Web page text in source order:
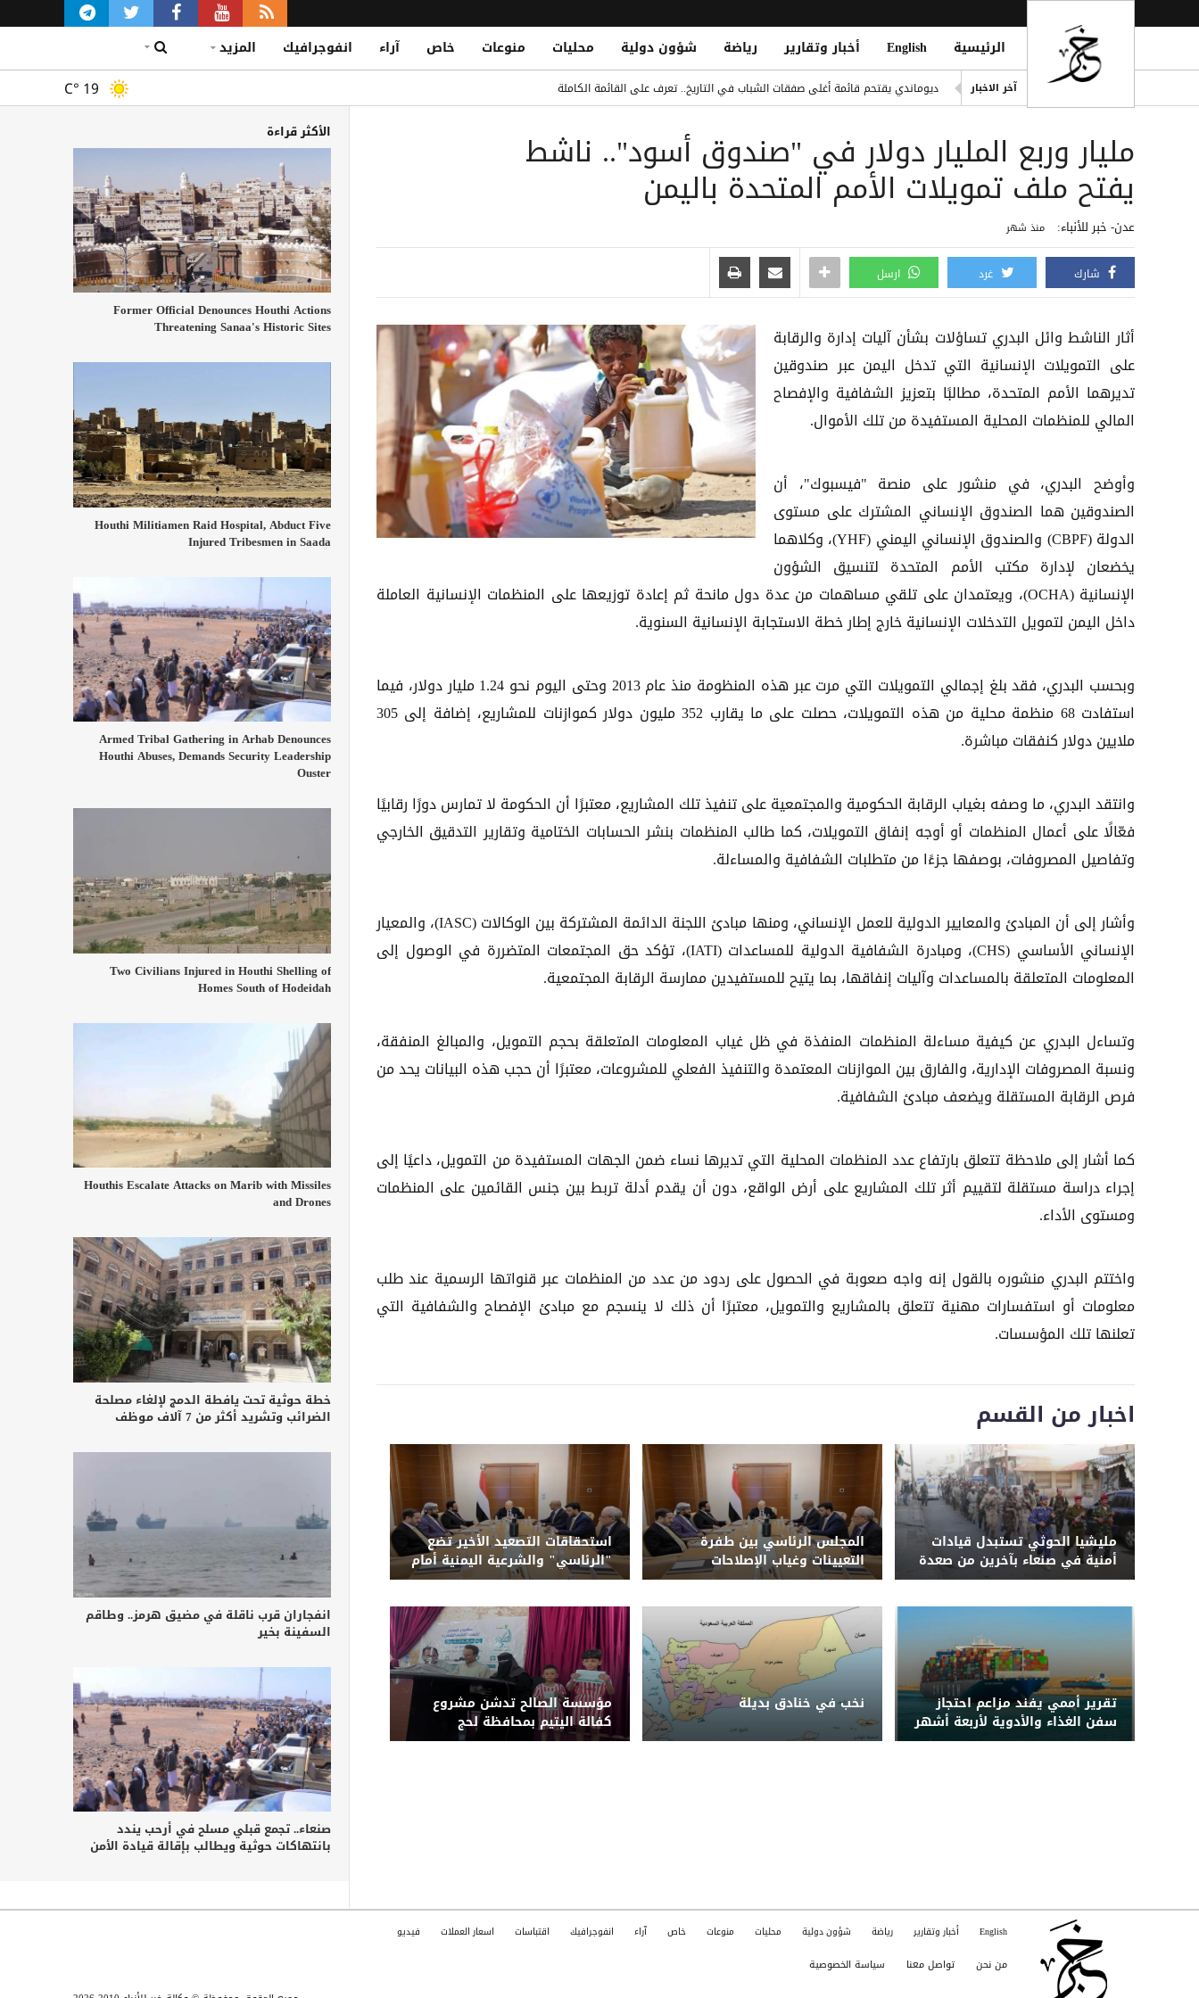
الرئيسية English أخبار وتقارير رياضة شؤون دولية محليات منوعات خاص آراء انفوجرافيك المزيد
آخر الاخبار
ديوماندي يقتحم قائمة أغلى صفقات الشباب في التاريخ.. تعرف على القائمة الكاملة
Cloudflare تطلق Kitesurf: متصفح خفيف للوكلاء الأذكياء
صلاح ضمن الأغنى عالمياً.. ورونالدو يتصدر القائمة بفارق كبير
مقتل يمني طعنًا داخل مسجد في الصومال أثناء أدائه صلاة الجمعة
C° 19
مليار وربع المليار دولار في "صندوق أسود".. ناشط
يفتح ملف تمويلات الأمم المتحدة باليمن
عدن- خبر للأنباء: منذ شهر
شارك غرد ارسل
أثار الناشط وائل البدري تساؤلات بشأن آليات إدارة والرقابة
على التمويلات الإنسانية التي تدخل اليمن عبر صندوقين
تديرهما الأمم المتحدة، مطالبًا بتعزيز الشفافية والإفصاح
المالي للمنظمات المحلية المستفيدة من تلك الأموال.
وأوضح البدري، في منشور على منصة "فيسبوك"، أن
الصندوقين هما الصندوق الإنساني المشترك على مستوى
الدولة (CBPF) والصندوق الإنساني اليمني (YHF)، وكلاهما
يخضعان لإدارة مكتب الأمم المتحدة لتنسيق الشؤون
الإنسانية (OCHA)، ويعتمدان على تلقي مساهمات من عدة دول مانحة ثم إعادة توزيعها على المنظمات الإنسانية العاملة
داخل اليمن لتمويل التدخلات الإنسانية خارج إطار خطة الاستجابة الإنسانية السنوية.
وبحسب البدري، فقد بلغ إجمالي التمويلات التي مرت عبر هذه المنظومة منذ عام 2013 وحتى اليوم نحو 1.24 مليار دولار، فيما
استفادت 68 منظمة محلية من هذه التمويلات، حصلت على ما يقارب 352 مليون دولار كموازنات للمشاريع، إضافة إلى 305
ملايين دولار كنفقات مباشرة.
وانتقد البدري، ما وصفه بغياب الرقابة الحكومية والمجتمعية على تنفيذ تلك المشاريع، معتبرًا أن الحكومة لا تمارس دورًا رقابيًا
فعّالًا على أعمال المنظمات أو أوجه إنفاق التمويلات، كما طالب المنظمات بنشر الحسابات الختامية وتقارير التدقيق الخارجي
وتفاصيل المصروفات، بوصفها جزءًا من متطلبات الشفافية والمساءلة.
وأشار إلى أن المبادئ والمعايير الدولية للعمل الإنساني، ومنها مبادئ اللجنة الدائمة المشتركة بين الوكالات (IASC)، والمعيار
الإنساني الأساسي (CHS)، ومبادرة الشفافية الدولية للمساعدات (IATI)، تؤكد حق المجتمعات المتضررة في الوصول إلى
المعلومات المتعلقة بالمساعدات وآليات إنفاقها، بما يتيح للمستفيدين ممارسة الرقابة المجتمعية.
وتساءل البدري عن كيفية مساءلة المنظمات المنفذة في ظل غياب المعلومات المتعلقة بحجم التمويل، والمبالغ المنفقة،
ونسبة المصروفات الإدارية، والفارق بين الموازنات المعتمدة والتنفيذ الفعلي للمشروعات، معتبرًا أن حجب هذه البيانات يحد من
فرص الرقابة المستقلة ويضعف مبادئ الشفافية.
كما أشار إلى ملاحظة تتعلق بارتفاع عدد المنظمات المحلية التي تديرها نساء ضمن الجهات المستفيدة من التمويل، داعيًا إلى
إجراء دراسة مستقلة لتقييم أثر تلك المشاريع على أرض الواقع، دون أن يقدم أدلة تربط بين جنس القائمين على المنظمات
ومستوى الأداء.
واختتم البدري منشوره بالقول إنه واجه صعوبة في الحصول على ردود من عدد من المنظمات عبر قنواتها الرسمية عند طلب
معلومات أو استفسارات مهنية تتعلق بالمشاريع والتمويل، معتبرًا أن ذلك لا ينسجم مع مبادئ الإفصاح والشفافية التي
تعلنها تلك المؤسسات.
اخبار من القسم
مليشيا الحوثي تستبدل قيادات
أمنية في صنعاء بآخرين من صعدة
وحجة وترسل ضباطاً إلى دورات
المجلس الرئاسي بين طفرة
التعيينات وغياب الإصلاحات
استحقاقات التصعيد الأخير تضع
"الرئاسي" والشرعية اليمنية أمام
حتمية الحسم وإنهاء الانقلاب
تقرير أممي يفند مزاعم احتجاز
سفن الغذاء والأدوية لأربعة أشهر
قبل دخول اليمن
نخب في خنادق بديلة مؤسسة الصالح تدشن مشروع
كفالة اليتيم بمحافظة لحج
الأكثر قراءة
Former Official Denounces Houthi Actions
Threatening Sanaa's Historic Sites
Houthi Militiamen Raid Hospital, Abduct Five
Injured Tribesmen in Saada
Armed Tribal Gathering in Arhab Denounces
Houthi Abuses, Demands Security Leadership
Ouster
Two Civilians Injured in Houthi Shelling of
Homes South of Hodeidah
Houthis Escalate Attacks on Marib with Missiles
and Drones
خطة حوثية تحت يافطة الدمج لإلغاء مصلحة
الضرائب وتشريد أكثر من 7 آلاف موظف
انفجاران قرب ناقلة في مضيق هرمز.. وطاقم
السفينة بخير
صنعاء.. تجمع قبلي مسلح في أرحب يندد
بانتهاكات حوثية ويطالب بإقالة قيادة الأمن
English أخبار وتقارير رياضة شؤون دولية محليات منوعات خاص آراء انفوجرافيك اقتباسات اسعار العملات فيديو
من نحن تواصل معنا
سياسة الخصوصية